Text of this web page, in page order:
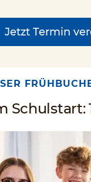
Jetzt Termin